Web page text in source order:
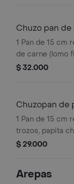
Chuzo pan
1 Pan de 15 cm
de carne (lomo
chongo, salsa
$ 32.000
Chuzopan de
1 Pan de 15 cm
trozos, papita
piña y queso
$ 29.000
Arepas